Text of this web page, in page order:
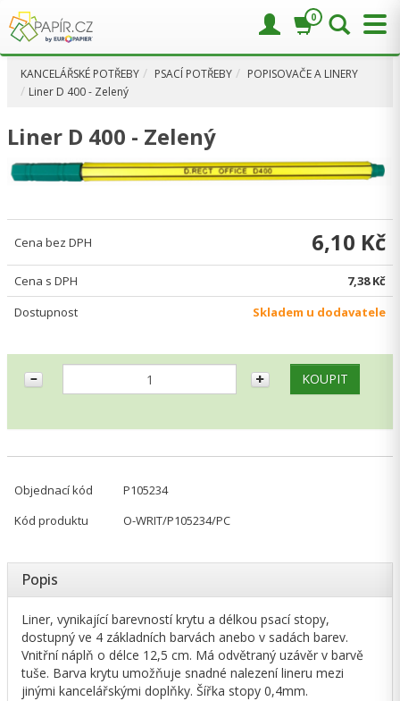
KANCELÁŘSKÉ POTŘEBY PSACÍ POTŘEBY
POPISOVAČE A LINERY
Liner D 400 - Zelený
Liner D 400 - Zelený
Cena bez DPH 6,10 Kč
Cena s DPH
7,38 Kč
Dostupnost
Skladem u dodavatele
Objednací kód
P105234
Kód produktu
O-WRIT/P105234/PC
Popis
Liner, vynikající barevností krytu a délkou psací stopy,
dostupný ve 4 základních barvách anebo v sadách barev.
Vnitřní náplň o délce 12,5 cm. Má odvětraný uzávěr v barvě
tuše. Barva krytu umožňuje snadné nalezení lineru mezi
jinými kancelářskými doplňky. Šířka stopy 0,4mm.
0